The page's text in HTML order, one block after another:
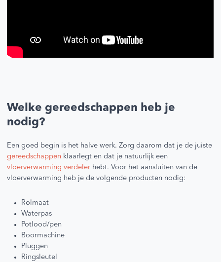
Welke gereedschappen heb je
nodig?
Een goed begin is het halve werk. Zorg daarom dat je de juiste
gereedschappen klaarlegt en dat je natuurlijk een
vloerverwarming verdeler hebt. Voor het aansluiten van de
vloerverwarming heb je de volgende producten nodig:
Rolmaat
Waterpas
Potlood/pen
Boormachine
Pluggen
Ringsleutel